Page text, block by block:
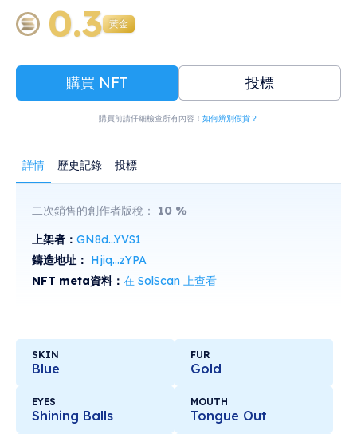
0.3 黃金
購買 NFT 投標
購買前請仔細檢查所有內容！ 如何辨別假貨？
詳情 歷史記錄 投標
二次銷售的創作者版稅： 10 %
上架者： GN8d...YVS1
鑄造地址： Hjiq...zYPA
NFT meta資料： 在 SolScan 上查看
SKIN
Blue
FUR
Gold
EYES
Shining Balls
MOUTH
Tongue Out